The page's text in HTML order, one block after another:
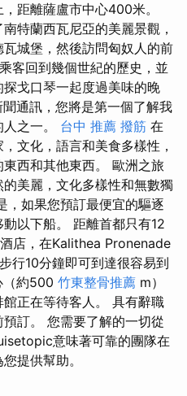
距離薩盧市中心400米。
特蘭西瓦尼亞的美麗景觀，
城堡，然後訪問匈奴人的前
客回到幾個世紀的歷史，並
戈口琴一起度過美味的晚
通訊，您將是第一個了解我
之一。 台中 推薦 撥筋 在
文化，語言和美食多樣性，
西和其他東西。 歐洲之旅
美麗，文化多樣性和無數獨
，如果您預訂最便宜的驅逐
以下船。 距離首都只有12
店，在Kalithea Pronenade
步行10分鐘即可到達很容易到
（約500 竹東整骨推薦 m）
正在等待客人。 具有辭職
訂。 您需要了解的一切從
意味著可靠的團隊在
提供幫助。